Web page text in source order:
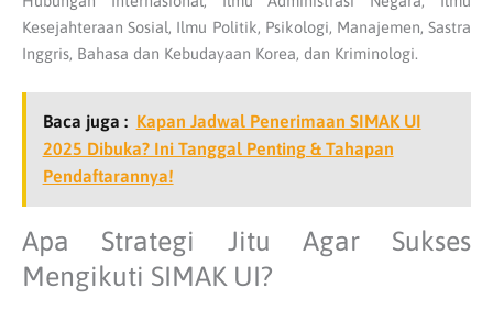
Kesejahteraan Sosial, Ilmu Politik, Psikologi, Manajemen, Sastra
Inggris, Bahasa dan Kebudayaan Korea, dan Kriminologi.
Baca juga : Kapan Jadwal Penerimaan SIMAK UI
2025 Dibuka? Ini Tanggal Penting & Tahapan
Pendaftarannya!
Apa Strategi Jitu Agar Sukses
Mengikuti SIMAK UI?